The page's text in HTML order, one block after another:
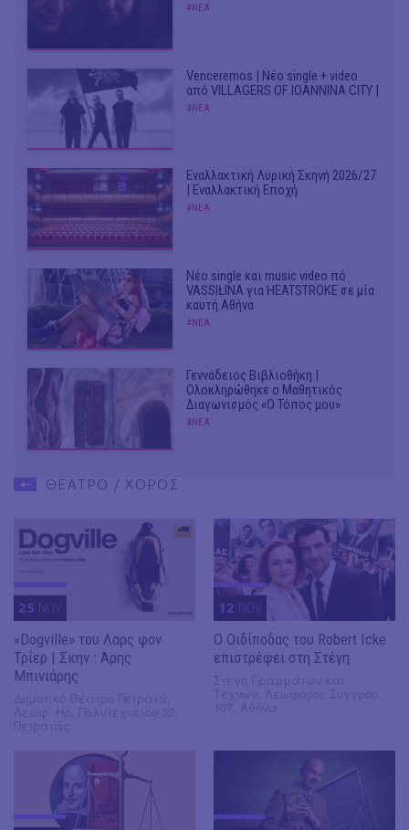
#ΝΕΑ
Venceremos | Νέο single + video
από VILLAGERS OF IOANNINA CITY |
#ΝΕΑ
Εναλλακτική Λυρική Σκηνή 2026/27
| Εναλλακτική Εποχή
#ΝΕΑ
Νέο single και music video πό
VASSIŁINA για HEATSTROKE σε μία
καυτή Αθήνα
#ΝΕΑ
Γεννάδειος Βιβλιοθήκη |
Ολοκληρώθηκε ο Μαθητικός
Διαγωνισμός «Ο Τόπος μου»
#ΝΕΑ
ΘΕΑΤΡΟ / ΧΟΡΟΣ
25 NOV
«Dogville» του Λαρς φον
Τρίερ | Σκην.: Άρης
Μπινιάρης
12 NOV
O Οιδίποδας του Robert Icke
επιστρέφει στη Στέγη